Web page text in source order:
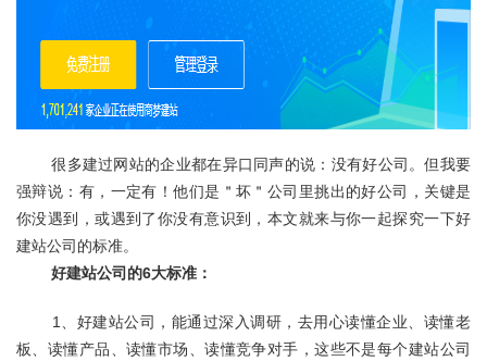
	很多建过网站的企业都在异口同声的说：没有好公司。但我要
强辩说：有，一定有！他们是＂坏＂公司里挑出的好公司，关键是
你没遇到，或遇到了你没有意识到，本文就来与你一起探究一下好
建站公司的标准。
好建站公司的6大标准：
板、读懂产品、读懂市场、读懂竞争对手，这些不是每个建站公司